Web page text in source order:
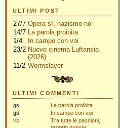
ULTIMI POST
27/7 Opera sì, nazismo no
14/7 La parola proibita
1/4
In campo con voi
23/2 Nuovo cinema Luftansia
(2026)
11/2 Wormslayer
ULTIMI COMMENTI
gs
La parola proibita
gs
In campo con voi
vb
Tra tutte le passioni,